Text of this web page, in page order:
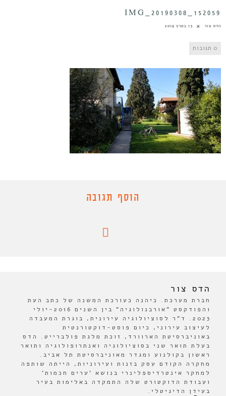
IMG_20190308_152059
הדס צור 13 במרץ 2019
0 תגובות
הוסף תגובה
הדס צור
חברת מערכת. כיהנה כעורכת המשנה של כתב העת
והפודקסט "אורבנולוגיה" בין השנים 2016-יולי
2023. ד"ר לסוציולוגיה עירונית, בוגרת המעבדה
לעיצוב עירוני, כיום פוסט-דוקטורנטית
באוניברסיטת הארוורד, זוכת מלגת פולברייט. הדס
בעלת תואר שני בסוציולוגיה ואנתרופולוגיה ותואר
ראשון בקולנוע ומגדר מאוניברסיטת תל אביב.
מחקרה הקודם עסק בזנות ועירוניות, הייתה שותפה
למחקר אינטרדיספלינרי בנושא 'ערים חכמות'
ועבודת הדוקטורט שלה התמקדה באלימות בעיר
בעידן הדיגיטלי.